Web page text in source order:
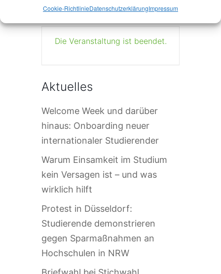
Cookie-RichtlinieDatenschutzerklärungImpressum
Die Veranstaltung ist beendet.
Aktuelles
Welcome Week und darüber
hinaus: Onboarding neuer
internationaler Studierender
Warum Einsamkeit im Studium
kein Versagen ist – und was
wirklich hilft
Protest in Düsseldorf:
Studierende demonstrieren
gegen Sparmaßnahmen an
Hochschulen in NRW